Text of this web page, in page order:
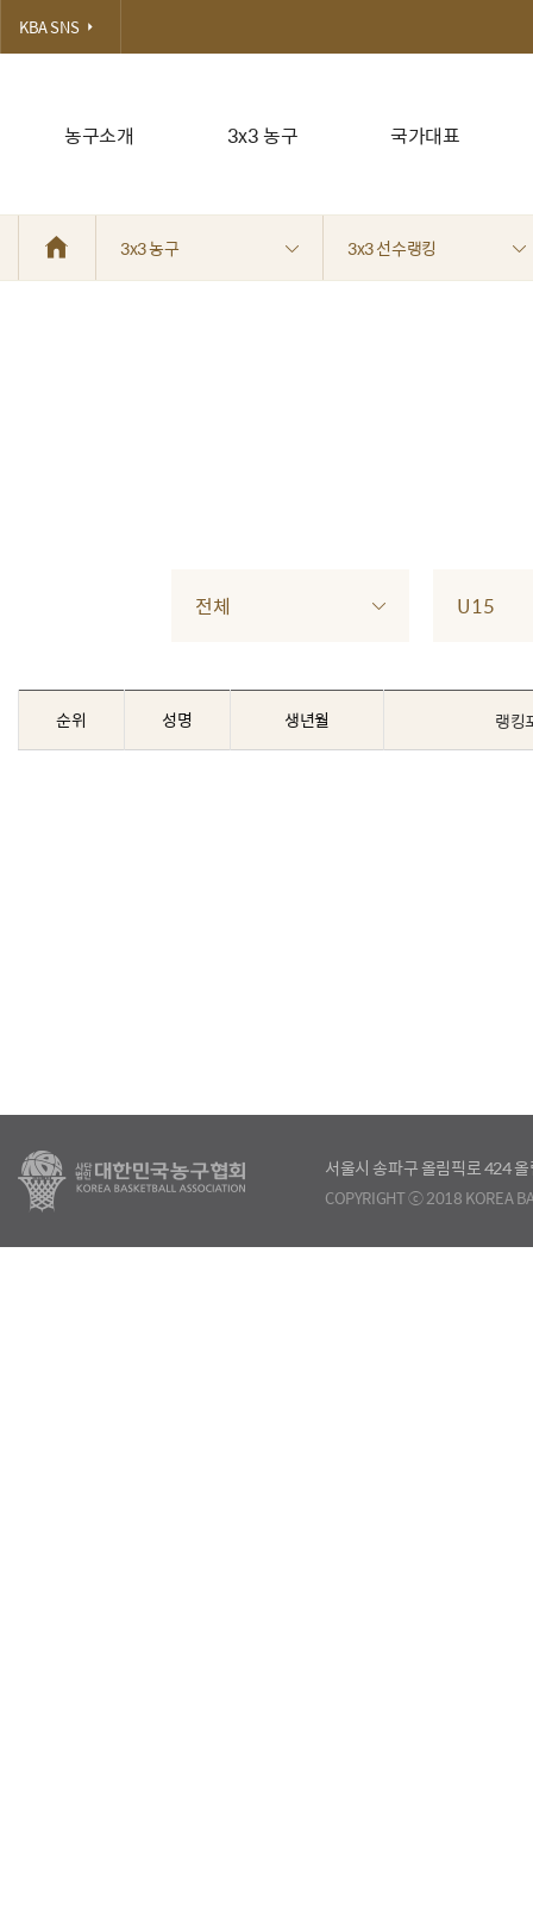
농구소개 3x3 농구 국가대표
KBA SNS
3x3 농구 3x3 선수랭킹
전체 U15
순위 성명 생년월 랭킹
서울시 송파구 올림픽로 424
COPYRIGHT ⓒ 2018 KOREA